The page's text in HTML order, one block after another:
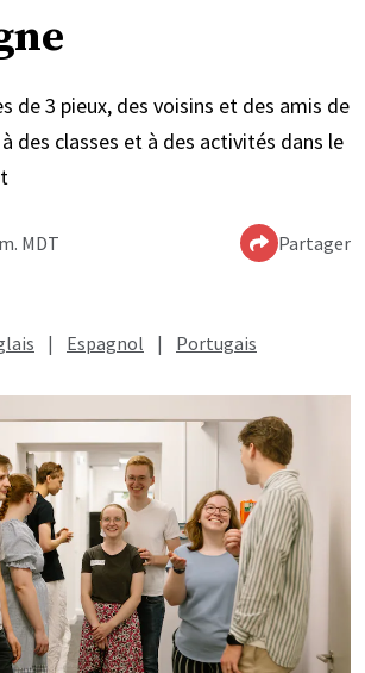
de 3 pieux, des voisins et des amis de
des classes et à des activités dans le
MDT Partager
| Espagnol | Portugais